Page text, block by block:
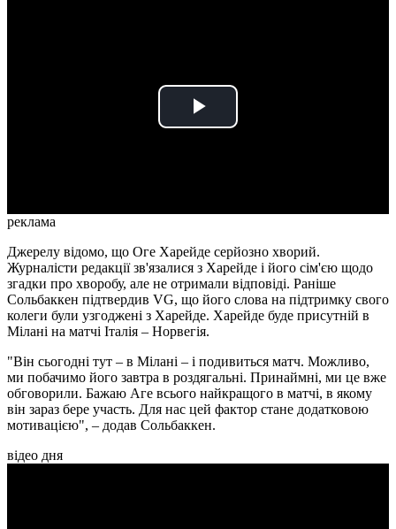
Play
реклама
Джерелу відомо, що Оге Харейде серйозно хворий.
Журналісти редакції зв'язалися з Харейде і його сім'єю щодо
згадки про хворобу, але не отримали відповіді. Раніше
Сольбаккен підтвердив VG, що його слова на підтримку свого
колеги були узгоджені з Харейде. Харейде буде присутній в
Мілані на матчі Італія – Норвегія.
"Він сьогодні тут – в Мілані – і подивиться матч. Можливо,
ми побачимо його завтра в роздягальні. Принаймні, ми це вже
обговорили. Бажаю Аге всього найкращого в матчі, в якому
він зараз бере участь. Для нас цей фактор стане додатковою
мотивацією", – додав Сольбаккен.
відео дня